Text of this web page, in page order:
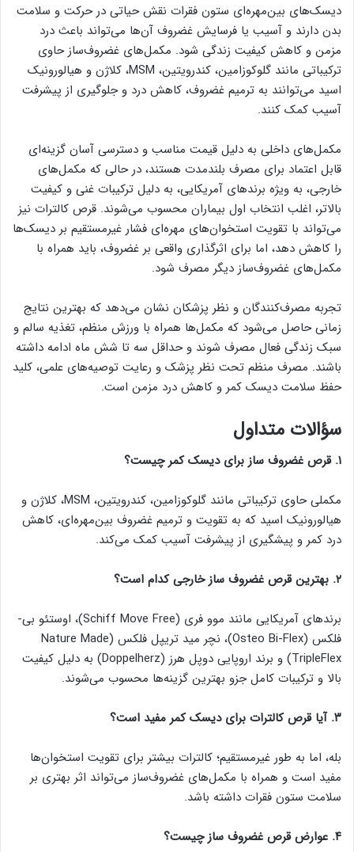
دیسک‌های بین‌مهره‌ای ستون فقرات نقش حیاتی در حرکت و سلامت
بدن دارند و آسیب یا فرسایش غضروف آن‌ها می‌تواند باعث درد
مزمن و کاهش کیفیت زندگی شود. مکمل‌های غضروف‌ساز حاوی
ترکیباتی مانند گلوکوزامین، کندرویتین، MSM، کلاژن و هیالورونیک
اسید می‌توانند به ترمیم غضروف، کاهش درد و جلوگیری از پیشرفت
آسیب کمک کنند.
مکمل‌های داخلی به دلیل قیمت مناسب و دسترسی آسان گزینه‌ای
قابل اعتماد برای مصرف بلندمدت هستند، در حالی که مکمل‌های
خارجی، به ویژه برندهای آمریکایی، به دلیل ترکیبات غنی و کیفیت
بالاتر، اغلب انتخاب اول بیماران محسوب می‌شوند. قرص کالترات نیز
می‌تواند با تقویت استخوان‌های مهره‌ای فشار غیرمستقیم بر دیسک‌ها
را کاهش دهد، اما برای اثرگذاری واقعی بر غضروف، باید همراه با
مکمل‌های غضروف‌ساز دیگر مصرف شود.
تجربه مصرف‌کنندگان و نظر پزشکان نشان می‌دهد که بهترین نتایج
زمانی حاصل می‌شود که مکمل‌ها همراه با ورزش منظم، تغذیه سالم و
سبک زندگی فعال مصرف شوند و حداقل سه تا شش ماه ادامه داشته
باشند. مصرف منظم تحت نظر پزشک و رعایت توصیه‌های علمی، کلید
حفظ سلامت دیسک کمر و کاهش درد مزمن است.
سؤالات متداول
۱. قرص غضروف‌ ساز برای دیسک کمر چیست؟
مکملی حاوی ترکیباتی مانند گلوکوزامین، کندرویتین، MSM، کلاژن و
هیالورونیک اسید که به تقویت و ترمیم غضروف بین‌مهره‌ای، کاهش
درد کمر و پیشگیری از پیشرفت آسیب کمک می‌کند.
۲. بهترین قرص غضروف‌ ساز خارجی کدام است؟
برندهای آمریکایی مانند موو فری (Schiff Move Free)، اوستئو بی-
فلکس (Osteo Bi-Flex)، نچر مید تریپل فلکس (Nature Made
TripleFlex) و برند اروپایی دوپل هرز (Doppelherz) به دلیل کیفیت
بالا و ترکیبات کامل جزو بهترین گزینه‌ها محسوب می‌شوند.
۳. آیا قرص کالترات برای دیسک کمر مفید است؟
بله، اما به طور غیرمستقیم؛ کالترات بیشتر برای تقویت استخوان‌ها
مفید است و همراه با مکمل‌های غضروف‌ساز می‌تواند اثر بهتری بر
سلامت ستون فقرات داشته باشد.
۴. عوارض قرص غضروف‌ ساز چیست؟